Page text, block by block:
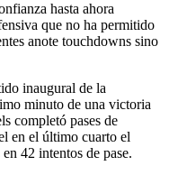
hasta ahora
que no ha permitido
anote touchdowns sino
inaugural de la
minuto de una victoria
completó pases de
en el último cuarto el
42 intentos de pase.